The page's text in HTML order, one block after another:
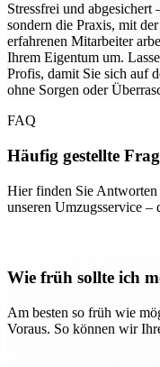
Stressfrei und abgesichert
sondern die Praxis, mit
erfahrenen Mitarbeiter
Ihrem Eigentum um.
Profis, damit Sie sich auf
ohne Sorgen oder
FAQ
Häufig gestellte
Hier finden Sie
unseren Umzugsservice –
Wie früh sollte ich
Am besten so früh wie
Voraus. So können wir